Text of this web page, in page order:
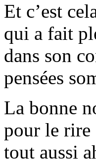
Et c’est
qui a fait
dans son
pensées
La bonne
pour le rire
tout aussi